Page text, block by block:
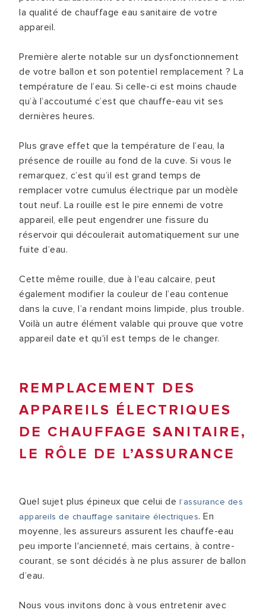
la qualité de chauffage eau sanitaire de votre
appareil.
Première alerte notable sur un dysfonctionnement
de votre ballon et son potentiel remplacement ? La
température de l’eau. Si celle-ci est moins chaude
qu’à l’accoutumé c’est que chauffe-eau vit ses
dernières heures.
Plus grave effet que la température de l’eau, la
présence de rouille au fond de la cuve. Si vous le
remarquez, c’est qu’il est grand temps de
remplacer votre cumulus électrique par un modèle
tout neuf. La rouille est le pire ennemi de votre
appareil, elle peut engendrer une fissure du
réservoir qui découlerait automatiquement sur une
fuite d’eau.
Cette même rouille, due à l'eau calcaire, peut
également modifier la couleur de l’eau contenue
dans la cuve, l’a rendant moins limpide, plus trouble.
Voilà un autre élément valable qui prouve que votre
appareil date et qu'il est temps de le changer.
REMPLACEMENT DES
APPAREILS ÉLECTRIQUES
DE CHAUFFAGE SANITAIRE,
LE RÔLE DE L’ASSURANCE
Quel sujet plus épineux que celui de l’assurance des
appareils de chauffage sanitaire électriques. En
moyenne, les assureurs assurent les chauffe-eau
peu importe l'ancienneté, mais certains, à contre-
courant, se sont décidés à ne plus assurer de ballon
d’eau.
Nous vous invitons donc à vous entretenir avec